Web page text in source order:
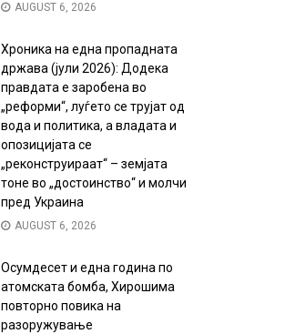
AUGUST 6, 2026
Хроника на една пропадната
држава (јули 2026): Додека
правдата е заробена во
„реформи“, луѓето се трујат од
вода и политика, а владата и
опозицијата се
„реконструираат“ – земјата
тоне во „достоинство“ и молчи
пред Украина
AUGUST 6, 2026
Осумдесет и една година по
атомската бомба, Хирошима
повторно повика на
разоружување